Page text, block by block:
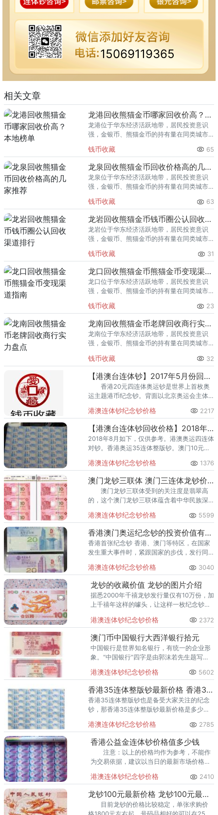
15069119365
相关文章
龙港回收熊猫金币哪家回收价高？本地榜单
龙港位于华东经济活跃地带，居民投资意识
强，金银币、熊猫金币的持有量在同类城市
熊猫金币的需求就明显升温，但鱼龙混杂的
回收渠道里，能精准识别版别溢
钱币收藏 65
龙泉回收熊猫金币回收价格高的几家推荐
龙泉位于华东经济活跃地带，居民投资意识
强，金银币、熊猫金币的持有量在同类城市
熊猫金币的需求就明显升温，但鱼龙混杂的
回收渠道里，能精准识别版别溢
钱币收藏 63
龙岩回收熊猫金币钱币圈公认回收渠道排行
龙岩位于华东经济活跃地带，居民投资意识
强，金银币、熊猫金币的持有量在同类城市
熊猫金币的需求就明显升温，但鱼龙混杂的
回收渠道里，能精准识别版别溢
钱币收藏 31
龙口回收熊猫金币熊猫金币变现渠道指南
龙口位于华东经济活跃地带，居民投资意识
强，金银币、熊猫金币的持有量在同类城市
熊猫金币的需求就明显升温，但鱼龙混杂的
回收渠道里，能精准识别版别溢
钱币收藏 23
龙南回收熊猫金币老牌回收商行实力盘点
龙南位于华东经济活跃地带，居民投资意识
强，金银币、熊猫金币的持有量在同类城市
熊猫金币的需求就明显升温，但鱼龙混杂的
回收渠道里，能精准识别版别溢
钱币收藏 32
【港澳台连体钞】2017年5月份回收价格表
香港20元四连体奥运钞是世界上首枚奥
运主题港币纪念钞。背面以北京奥运会主体
传统特色的祥云图案，香港市花紫荆图案。
港澳连体钞纪念钞价格 2217
【港澳台连体钞回收价格】2018年8月
2018年8月如下，仅供参考。港澳奥运四连体
对钞。香港奥运35连体整版钞。澳门10元双
体。澳门荷花钞三连体
港澳连体钞纪念钞价格 1376
澳门龙钞三联体 澳门三连体龙钞价值如何
澳门龙钞三联体受到的关注度是翡翠高
的，这个澳门龙钞三联体蕴含着中华民族深
门龙钞三联体的魅力。
港澳连体钞纪念钞价格 5599
香港澳门奥运纪念钞的投资价值有哪些？值得入手收藏吗？
香港首张纪念钞 香港、澳门等特区，在国家
发生重大事件时，紧跟国家的步伐，发行同
藏需求。
港澳连体钞纪念钞价格 3040
龙钞的收藏价值 龙钞的图片介绍
据悉2000年千禧龙钞发行量仅有10万份，加
上千禧年这样的噱头，让这样一枚纪念钞从
所遗忘。
港澳连体钞纪念钞价格 2372
澳门币中国银行大西洋银行拾元
中国银行是世界知名银行，有统一的企业形
象。“中国银行”四字是由郭沫若先生题写
的错字在世界印钞史上均属罕见。
港澳连体钞纪念钞价格 5602
香港35连体整版钞最新价格 香港35连体整版奥运钞
香港35连体整版钞也是备受大家关注的纪念
钞，那香港35连体整版钞最新价格是多少
的热情及美好祝福。
港澳连体钞纪念钞价格 2785
香港公益金连体钞价格值多少钱
注意：以上的价格均作为参考，不能作
为交易依据，建议以当日的最新市场价格为
港澳连体钞纪念钞价格 2410
龙钞100元最新价格 龙钞100元最新报价多少
目前龙钞的价格比较稳定，单张求购价